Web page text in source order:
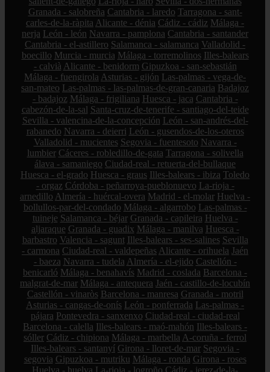
Granada - salobreña Cantabria - laredo Tarragona - sant-
carles-de-la-ràpita Alicante - dénia Cádiz - cádiz Málaga -
nerja León - león Navarra - pamplona Cantabria - santander
Cantabria - el-astillero Salamanca - salamanca Valladolid -
boecillo Murcia - murcia Málaga - torremolinos Illes-balears
- calvià Alicante - benidorm Gipuzkoa - san-sebastián
Málaga - fuengirola Asturias - gijón Las-palmas - vega-de-
san-mateo Las-palmas - las-palmas-de-gran-canaria Badajoz
- badajoz Málaga - frigiliana Huesca - jaca Cantabria -
cabezón-de-la-sal Santa-cruz-de-tenerife - santiago-del-teide
Sevilla - valencina-de-la-concepción León - san-andrés-del-
rabanedo Navarra - deierri León - gusendos-de-los-oteros
Valladolid - mucientes Segovia - fuentesoto Navarra -
lumbier Cáceres - robledillo-de-gata Tarragona - solivella
álava - samaniego Ciudad-real - retuerta-del-bullaque
Huesca - el-grado Huesca - graus Illes-balears - ibiza Toledo
- orgaz Córdoba - peñarroya-pueblonuevo La-rioja -
arnedillo Almería - huércal-overa Madrid - el-molar Huelva -
bollullos-par-del-condado Málaga - algarrobo Las-palmas -
tuineje Salamanca - béjar Granada - capileira Huelva -
aljaraque Granada - guadix Málaga - manilva Huesca -
barbastro Valencia - sagunt Illes-balears - ses-salines Sevilla
- carmona Ciudad-real - valdepeñas Alicante - orihuela Jaén
- baeza Navarra - tudela Almería - el-ejido Castellón -
benicarló Málaga - benahavís Madrid - coslada Barcelona -
malgrat-de-mar Málaga - antequera Jaén - castillo-de-locubín
Castellón - vinaròs Barcelona - manresa Granada - motril
Asturias - cangas-de-onís León - ponferrada Las-palmas -
pájara Pontevedra - sanxenxo Ciudad-real - ciudad-real
Barcelona - calella Illes-balears - maó-mahón Illes-balears -
sóller Cádiz - chipiona Málaga - marbella A-coruña - ferrol
Illes-balears - santanyí Girona - lloret-de-mar Segovia -
segovia Gipuzkoa - mutriku Málaga - ronda Girona - roses